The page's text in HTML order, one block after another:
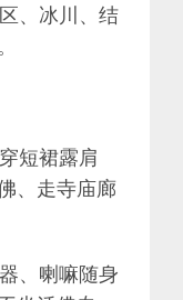
、冰川、结
短裙露肩
、走寺庙廊
、喇嘛随身